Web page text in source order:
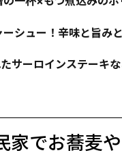
シュー！辛味と旨み
ーロインステーキ
でお蕎麦や